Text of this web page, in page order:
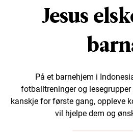
Jesus
På et barnehjem i
fotballtreninger og
kanskje for første gang, oppleve
vil hjelpe dem og